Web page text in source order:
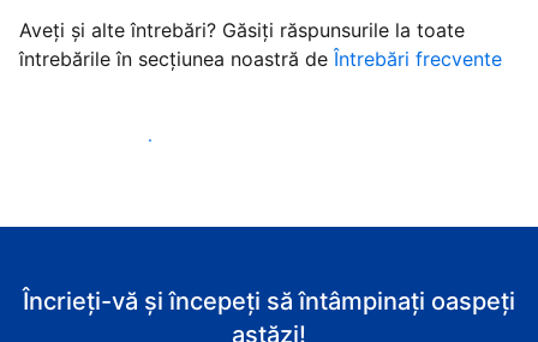
Aveți și alte întrebări? Găsiți răspunsurile la toate
întrebările în secțiunea noastră deÎntrebări frecvente
Începeţi să primiţi clienţi
Încrieți-vă și începeți să întâmpinați oaspeți
astăzi!